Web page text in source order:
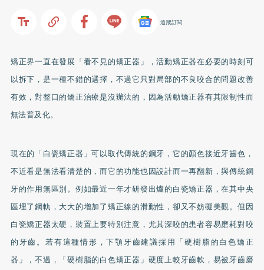
追蹤訂閱
矯正界一直在發展「看不見的矯正器」，活動矯正器在必要的時刻可
以拆下，是一種不錯的選擇，不過它只對局部的不良咬合的問題改善
有效，對整口的矯正治療是沒辦法的，因為活動矯正器有其限制性而
無法普及化。
現在的「白瓷矯正器」可以取代傳統的鋼牙，它的顏色接近牙齒色，
不近看是無法看清楚的，而它的功能也因設計而一再翻新，與傳統鋼
牙的作用無區別。例如最近一年才研發出爐的白瓷矯正器，在其中央
區埋了鋼軌，大大的增加了矯正線的滑動性，卻又不妨礙美觀。但因
白瓷矯正器太硬，裝置上要特別注意，尤其深咬的患者容易磨耗對咬
的牙齒。若有這種情形，下顎牙齒建議採用「硬樹脂的白色矯正
器」，不過，「硬樹脂的白色矯正器」硬度上較牙齒軟，易被牙齒磨